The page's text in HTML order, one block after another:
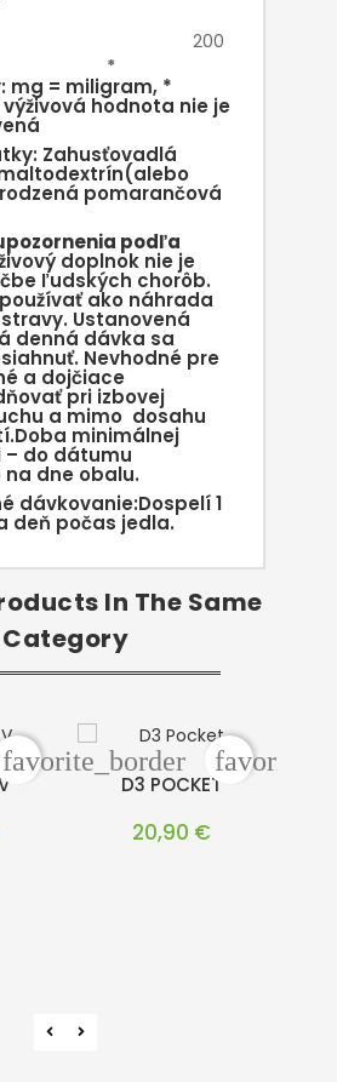
200
mg = miligram, *
hodnota nie je
Zahusťovadlá
pomarančová
podľa
doplnok nie je
ľudských chorôb.
ako náhrada
Ustanovená
denná dávka sa
Nevhodné pre
a dojčiace
pri izbovej
a mimo dosahu
minimálnej
do dátumu
dne obalu.
dávkovanie:Dospelí 1
deň počas jedla.
In The Same
Category
favorite_border
D3 POCKET
Cena
20,90 €